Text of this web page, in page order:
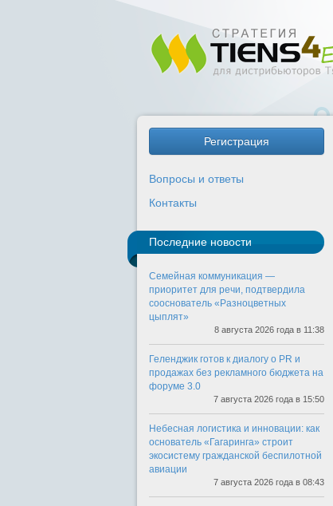
Регистрация
Вопросы и ответы
Контакты
Последние новости
Семейная коммуникация —
приоритет для речи, подтвердила
сооснователь «Разноцветных
цыплят»
8 августа 2026 года в 11:38
Геленджик готов к диалогу о PR и
продажах без рекламного бюджета на
форуме 3.0
7 августа 2026 года в 15:50
Небесная логистика и инновации: как
основатель «Гагаринга» строит
экосистему гражданской беспилотной
авиации
7 августа 2026 года в 08:43